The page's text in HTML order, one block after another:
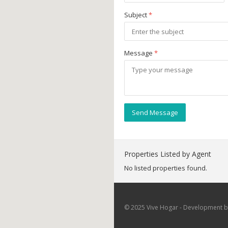
Subject*
Message *
Send Message
Properties Listed by Agent
No listed properties found.
© 2025 Vive Hogar - Development